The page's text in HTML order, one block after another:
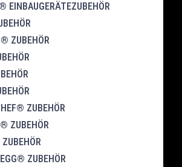
EINBAUGERÄTEZUBEHÖR
ZUBEHÖR
ZUBEHÖR
ZUBEHÖR
ZUBEHÖR